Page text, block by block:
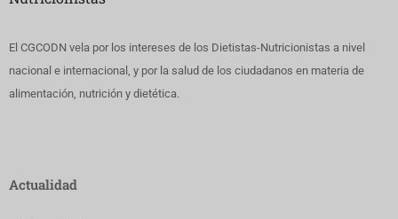
El CGCODN vela por los intereses de los Dietistas-Nutricionistas a nivel
nacional e internacional, y por la salud de los ciudadanos en materia de
alimentación, nutrición y dietética.
Actualidad